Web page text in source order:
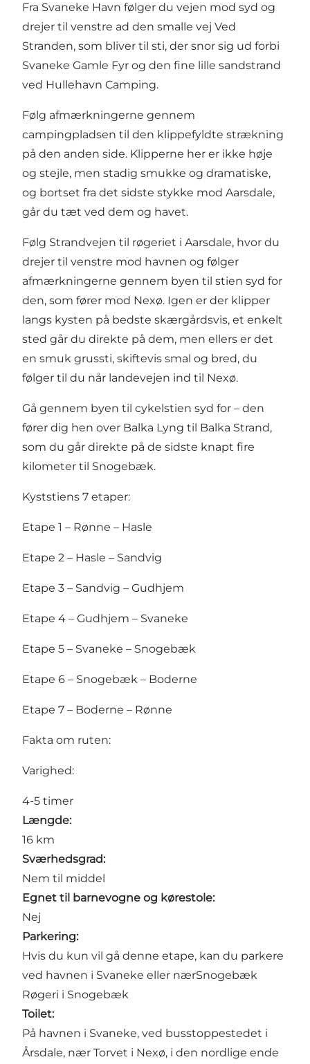
Fra Svaneke Havn følger du vejen mod syd og
drejer til venstre ad den smalle vej Ved
Stranden, som bliver til sti, der snor sig ud forbi
Svaneke Gamle Fyr og den fine lille sandstrand
ved Hullehavn Camping.
Følg afmærkningerne gennem
campingpladsen til den klippefyldte strækning
på den anden side. Klipperne her er ikke høje
og stejle, men stadig smukke og dramatiske,
og bortset fra det sidste stykke mod Aarsdale,
går du tæt ved dem og havet.
Følg Strandvejen til røgeriet i Aarsdale, hvor du
drejer til venstre mod havnen og følger
afmærkningerne gennem byen til stien syd for
den, som fører mod Nexø. Igen er der klipper
langs kysten på bedste skærgårdsvis, et enkelt
sted går du direkte på dem, men ellers er det
en smuk grussti, skiftevis smal og bred, du
følger til du når landevejen ind til Nexø.
Gå gennem byen til cykelstien syd for – den
fører dig hen over Balka Lyng til Balka Strand,
som du går direkte på de sidste knapt fire
kilometer til Snogebæk.
Kyststiens 7 etaper:
Etape 1 – Rønne – Hasle
Etape 2 – Hasle – Sandvig
Etape 3 – Sandvig – Gudhjem
Etape 4 – Gudhjem – Svaneke
Etape 5 – Svaneke – Snogebæk
Etape 6 – Snogebæk – Boderne
Etape 7 – Boderne – Rønne
Fakta om ruten:
Varighed:
4-5 timer
Længde:
16 km
Sværhedsgrad:
Nem til middel
Egnet til barnevogne og kørestole:
Nej
Parkering:
Hvis du kun vil gå denne etape, kan du parkere
ved havnen i Svaneke eller nærSnogebæk
Røgeri i Snogebæk
Toilet:
På havnen i Svaneke, ved busstoppestedet i
Årsdale, nær Torvet i Nexø, i den nordlige ende